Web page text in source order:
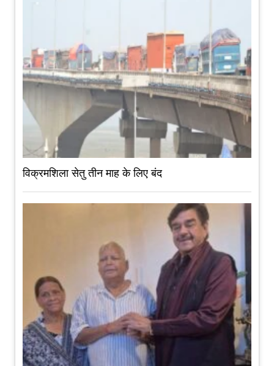
विक्रमशिला सेतु तीन माह के लिए बंद